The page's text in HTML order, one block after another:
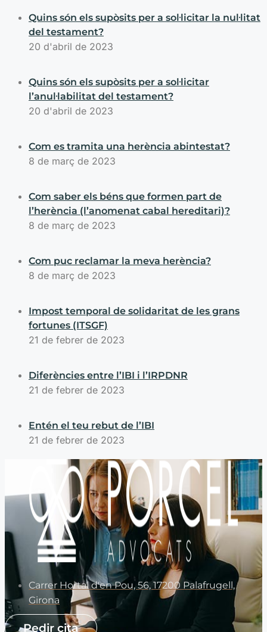
Quins són els supòsits per a sol·licitar la nul·litat
del testament?
20 d'abril de 2023
Quins són els supòsits per a sol·licitar
l’anul·labilitat del testament?
20 d'abril de 2023
Com es tramita una herència abintestat?
8 de març de 2023
Com saber els béns que formen part de
l’herència (l’anomenat cabal hereditari)?
8 de març de 2023
Com puc reclamar la meva herència?
8 de març de 2023
Impost temporal de solidaritat de les grans
fortunes (ITSGF)
21 de febrer de 2023
Diferències entre l’IBI i l’IRPDNR
21 de febrer de 2023
Entén el teu rebut de l’IBI
21 de febrer de 2023
Carrer Hortal d'en Pou, 56, 17200 Palafrugell,
Girona
Pedir cita